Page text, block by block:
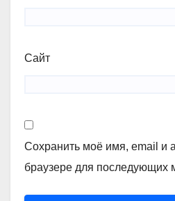
Сайт
Сохранить моё имя, email и
браузере для последующих